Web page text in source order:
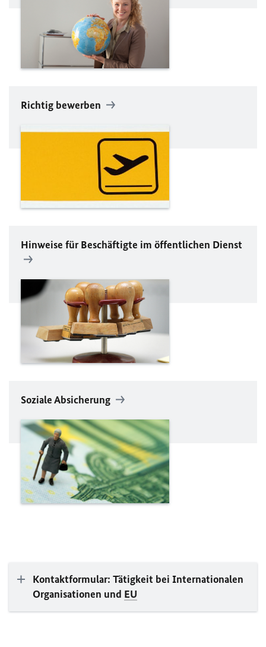
Richtig bewerben
Hinweise für Beschäftigte im öffentlichen Dienst
Soziale Absicherung
Kontaktformular: Tätigkeit bei Internationalen
Organisationen und EU